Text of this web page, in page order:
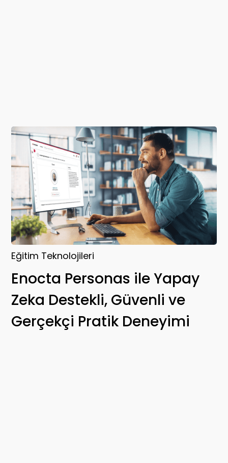
Eğitim Teknolojileri
Enocta Personas ile Yapay
Zeka Destekli, Güvenli ve
Gerçekçi Pratik Deneyimi